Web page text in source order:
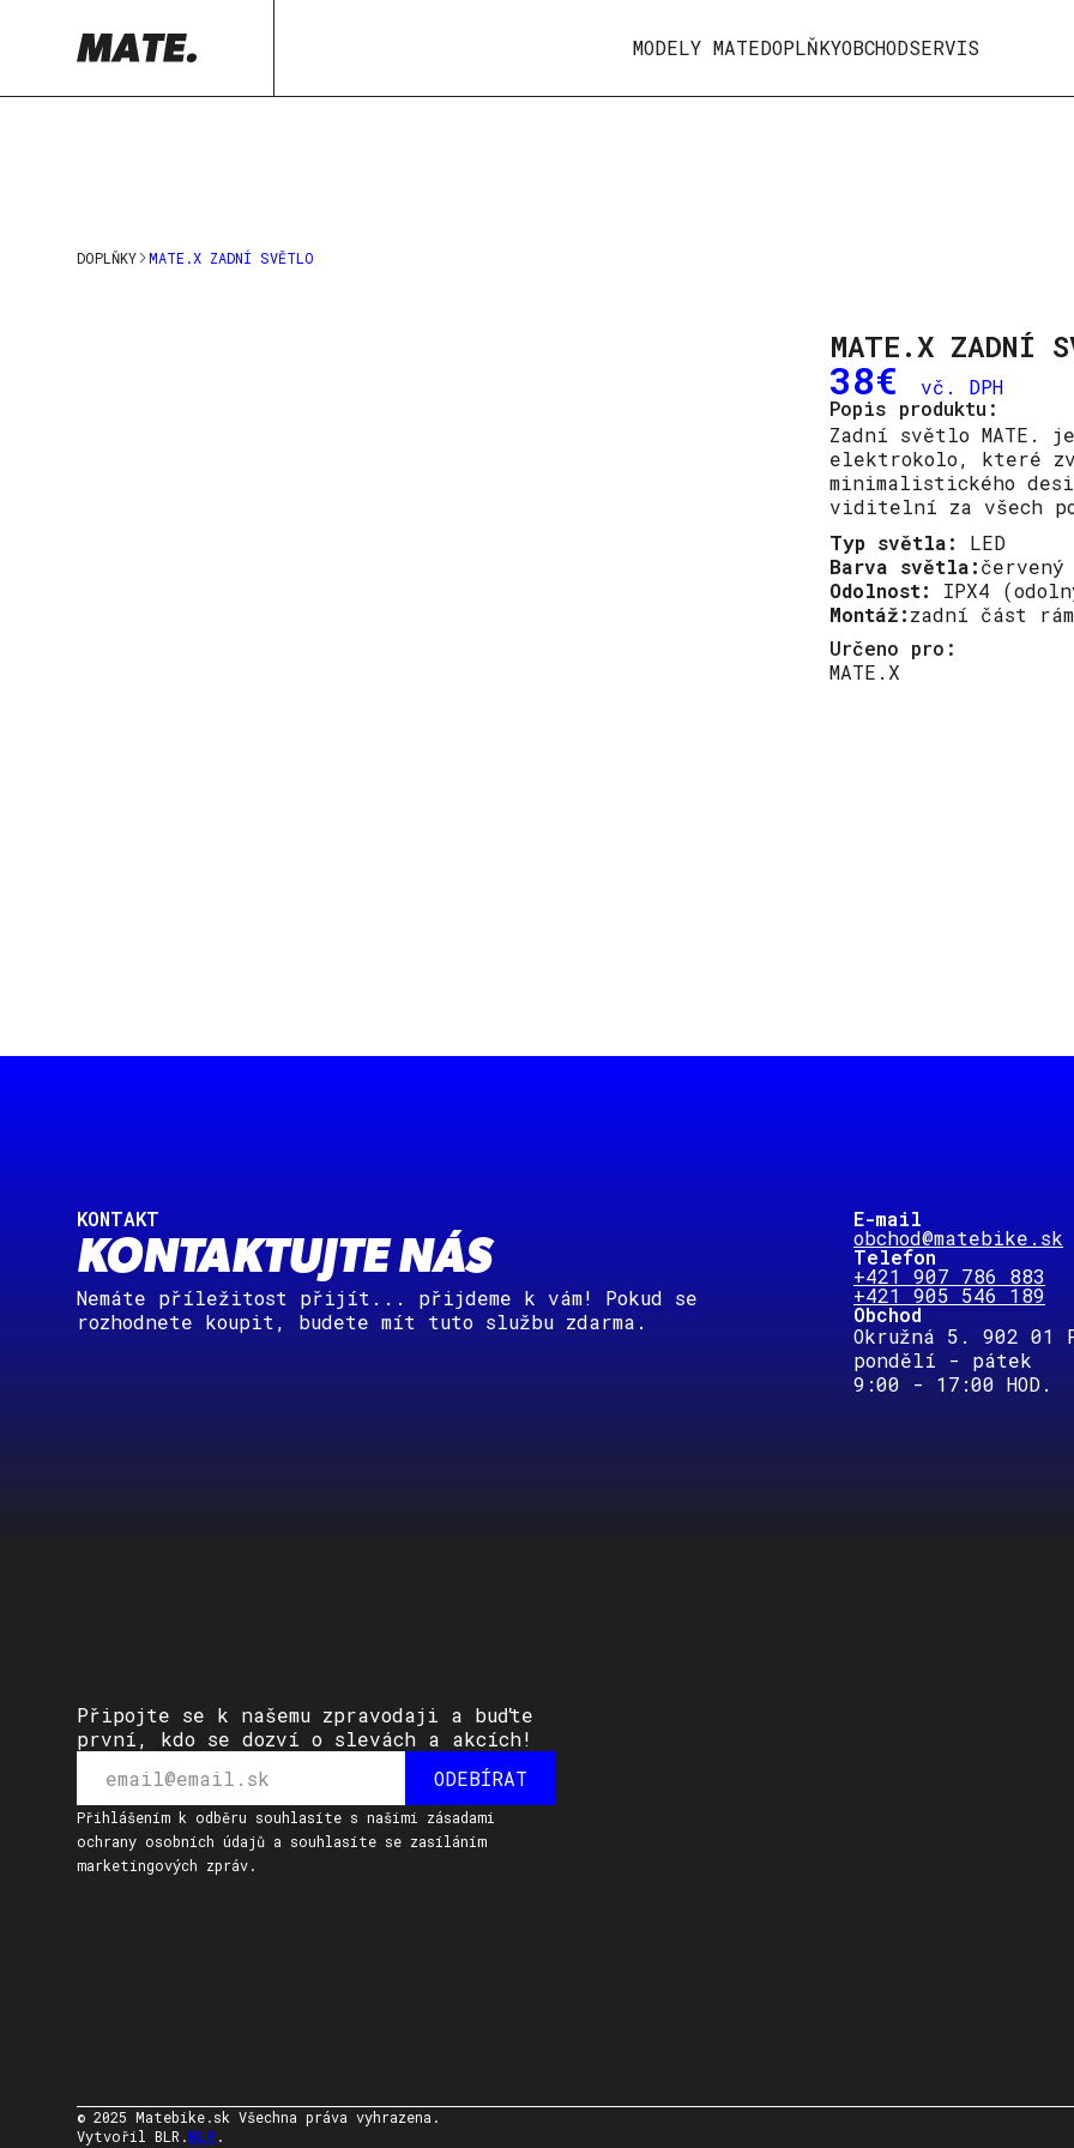
MODELY MATEDOPLŇKYOBCHODSERVIS
DOPLŇKY MATE.X ZADNÍ SVĚTLO
MATE.X ZADNÍ
38€
vč. DPH
Popis produktu:
Zadní světlo MATE.
elektrokolo, které
minimalistického
viditelní za všech
Typ světla: LED
Barva světla:červený
Odolnost: IPX4
Montáž:zadní část
Určeno pro:
MATE.X
KONTAKT
KONTAKTUJTE NÁS
Nemáte příležitost přijít... přijdeme k vám! Pokud se
rozhodnete koupit, budete mít tuto službu zdarma.
E-mail
obchod@matebike.sk
Telefon
+421 907 786 883
+421 905 546 189
Obchod
Okružná 5. 902 01
pondělí - pátek
9:00 - 17:00 HOD.
Připojte se k našemu zpravodaji a buďte
první, kdo se dozví o slevách a akcích!
Přihlášením k odběru souhlasíte s našimi zásadami
ochrany osobních údajů a souhlasíte se zasíláním
marketingových zpráv.
© 2025 Matebike.sk Všechna práva vyhrazena.
Vytvořil BLR.BLR .